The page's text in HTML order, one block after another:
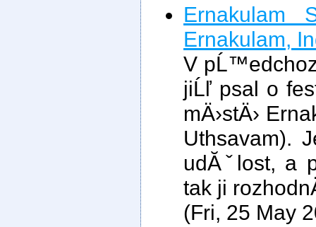
Ernakulam
Ernakulam,
V
jiĹľ psal o
mÄ›stÄ›
Uthsavam).
udĂˇlost, a
tak ji
(Fri, 25 May